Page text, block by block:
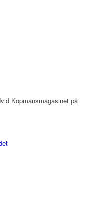
Köpmansmagasinet på